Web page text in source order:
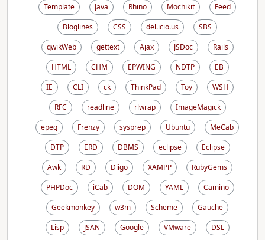
Template
Java Rhino Mochikit
Feed
Bloglines
CSS del.icio.us
SBS
qwikWeb
gettext Ajax JSDoc
Rails
HTML
CHM EPWING NDTP
EB
IE
CLI ck ThinkPad Toy
WSH
RFC
readline rlwrap
ImageMagick
epeg
Frenzy sysprep Ubuntu
MeCab
DTP
ERD DBMS eclipse
Eclipse
Awk
RD Diigo XAMPP
RubyGems
PHPDoc
iCab DOM YAML
Camino
Geekmonkey
w3m Scheme
Gauche
Lisp
JSAN Google VMware
DSL